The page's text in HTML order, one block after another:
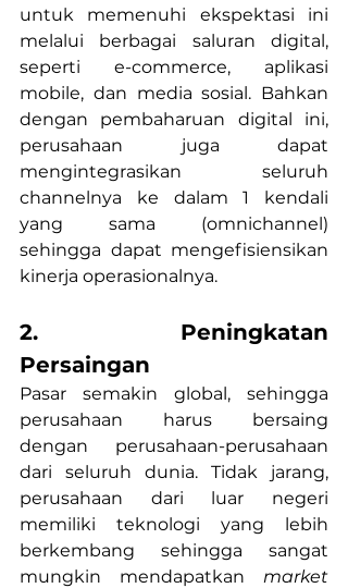
untuk memenuhi ekspektasi ini
melalui berbagai saluran digital,
seperti e-commerce, aplikasi
mobile, dan media sosial. Bahkan
dengan pembaharuan digital ini,
perusahaan juga dapat
mengintegrasikan seluruh
channelnya ke dalam 1 kendali
yang sama (omnichannel)
sehingga dapat mengefisiensikan
kinerja operasionalnya.
2. Peningkatan
Persaingan
Pasar semakin global, sehingga
perusahaan harus bersaing
dengan perusahaan-perusahaan
dari seluruh dunia. Tidak jarang,
perusahaan dari luar negeri
memiliki teknologi yang lebih
berkembang sehingga sangat
mungkin mendapatkan market